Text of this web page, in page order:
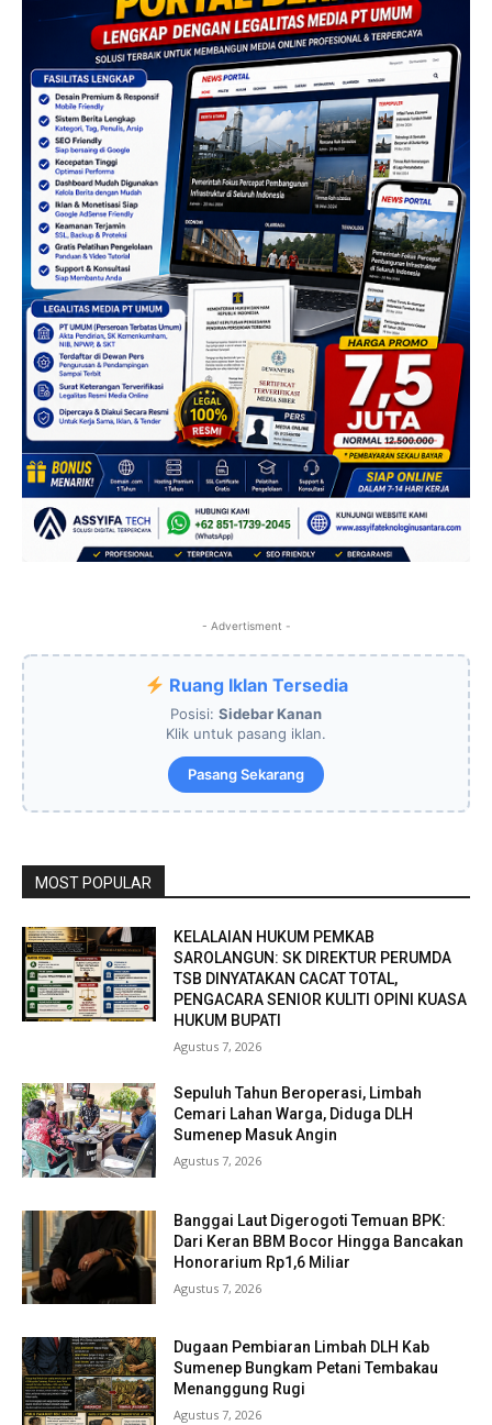
- Advertisment -
Ruang Iklan Tersedia
Posisi: Sidebar Kanan
Klik untuk pasang iklan.
Pasang Sekarang
MOST POPULAR
KELALAIAN HUKUM PEMKAB
SAROLANGUN: SK DIREKTUR PERUMDA
TSB DINYATAKAN CACAT TOTAL,
PENGACARA SENIOR KULITI OPINI KUASA
HUKUM BUPATI
Agustus 7, 2026
Sepuluh Tahun Beroperasi, Limbah
Cemari Lahan Warga, Diduga DLH
Sumenep Masuk Angin
Agustus 7, 2026
Banggai Laut Digerogoti Temuan BPK:
Dari Keran BBM Bocor Hingga Bancakan
Honorarium Rp1,6 Miliar
Agustus 7, 2026
Dugaan Pembiaran Limbah DLH Kab
Sumenep Bungkam Petani Tembakau
Menanggung Rugi
Agustus 7, 2026